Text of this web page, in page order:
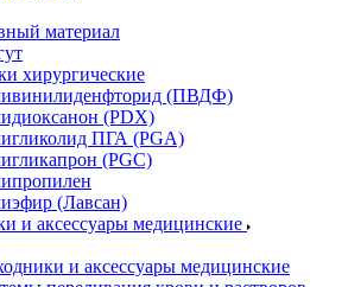
материал
хирургические
(ПВДФ)
(PDX)
ПГА (PGA)
(PGC)
(Лавсан)
и аксессуары медицинские
и аксессуары медицинские